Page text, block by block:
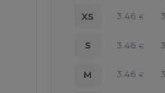
XS 3.46 €
S 3.46 €
M 3.46 €